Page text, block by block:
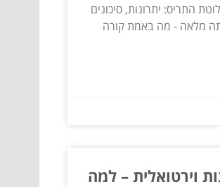
התריס: יתרונות, סיכונים
מלאה - מה באמת קורה
וירטואלית – למה